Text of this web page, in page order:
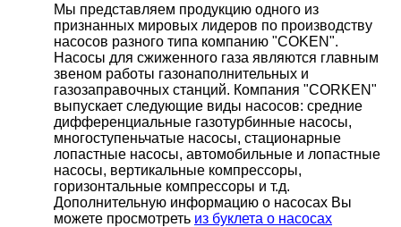
Мы представляем продукцию одного из
признанных мировых лидеров по производству
насосов разного типа компанию "COKEN".
Насосы для сжиженного газа являются главным
звеном работы газонаполнительных и
газозаправочных станций. Компания "CORKEN"
выпускает следующие виды насосов: cредние
дифференциальные газотурбинные насосы,
многоступеньчатые насосы, стационарные
лопастные насосы, автомобильные и лопaстные
насосы, вертикальные компрессоры,
горизонтальные компрессоры и т.д.
Дополнительную информацию о насосах Вы
можете просмотреть из буклета о насосах